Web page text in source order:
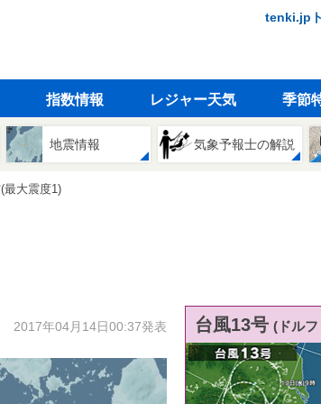
tenki.jp
指数情報 レジャー天気 季節
地震情報 気象予報士の解説
最大震度1)
2017年04月14日00:37発表 台風13号 (ドル